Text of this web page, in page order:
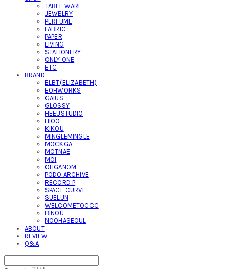
TABLE WARE
JEWELRY
PERFUME
FABRIC
PAPER
LIVING
STATIONERY
ONLY ONE
ETC
BRAND
ELBT(ELIZABETH)
EOHWORKS
GAIUS
GLOSSY
HEEUSTUDIO
HIOO
KIKOU
MINGLEMINGLE
MOCKGA
MOTNAE
MOI
OHGANOM
PODO ARCHIVE
RECORD P
SPACE CURVE
SUELUN
WELCOMETOCCC
BINOU
NOOHASEOUL
ABOUT
REVIEW
Q&A